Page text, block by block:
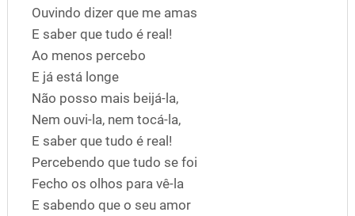
Ouvindo dizer que me amas
E saber que tudo é real!
Ao menos percebo
E já está longe
Não posso mais beijá-la,
Nem ouvi-la, nem tocá-la,
E saber que tudo é real!
Percebendo que tudo se foi
Fecho os olhos para vê-la
E sabendo que o seu amor